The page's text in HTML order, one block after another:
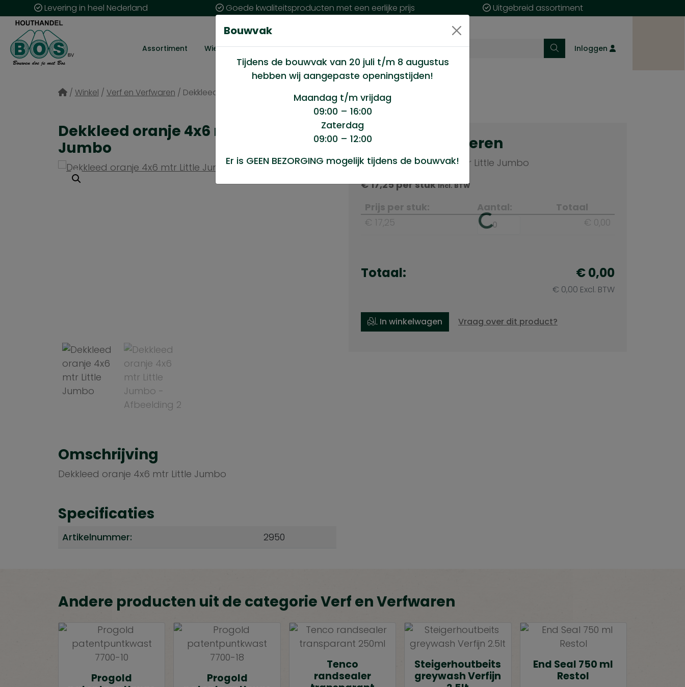
Levering in heel Nederland Goede kwaliteitsproducten met een eerlijke prijs Uitgebreid assortiment
Assortiment Wie zijn wij? Klantenservice Nieuws Inloggen
/ Winkel / Verf en Verfwaren / Dekkleed oranje 4×6 mtr Little Jumbo
Dekkleed oranje 4x6 mtr Little
Jumbo
Product selecteren
Dekkleed oranje 4x6 mtr Little Jumbo
€17,25per stukIncl. BTW
Prijs per stuk: Aantal:
Totaal
€ 17,25
€ 0,00
Totaal: € 0,00
€ 0,00 Excl. BTW
In winkelwagen Vraag over dit product?
Omschrijving
Dekkleed oranje 4x6 mtr Little Jumbo
Specificaties
Artikelnummer: 2950
Andere producten uit de categorie Verf en Verfwaren
Progold
Progold
Tenco
randsealer
Steigerhoutbeits
greywash Verfijn
End Seal 750 ml
Restol
Bouwvak
Tijdens de bouwvak van 20 juli t/m 8 augustus
hebben wij aangepaste openingstijden!
Maandag t/m vrijdag
09:00 – 16:00
Zaterdag
09:00 – 12:00
Er is GEEN BEZORGING mogelijk tijdens de bouwvak!